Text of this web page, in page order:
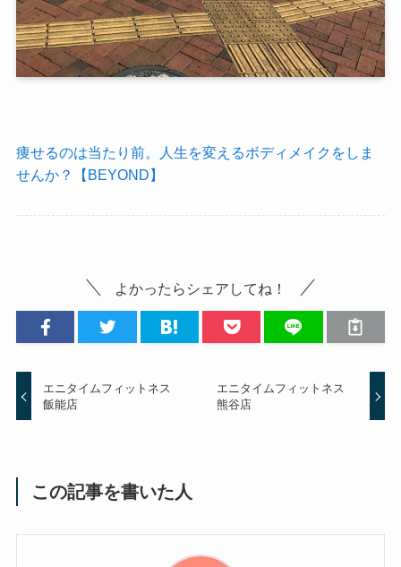
痩せるのは当たり前。人生を変えるボディメイクをしま
せんか？【BEYOND】
よかったらシェアしてね！
エニタイムフィットネス
飯能店
エニタイムフィットネス
熊谷店
この記事を書いた人